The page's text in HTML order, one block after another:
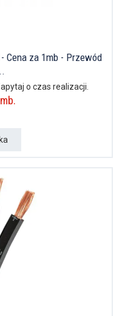
Cena za 1mb - Przewód
o czas realizacji.